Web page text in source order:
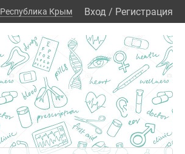
Республика Крым Вход / Регистрация